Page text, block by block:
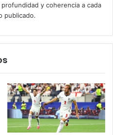
y coherencia a cada
publicado.